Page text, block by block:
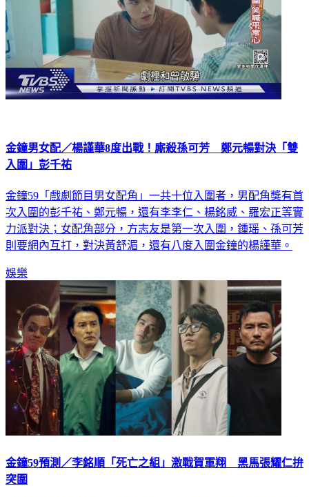
金鐘男女配／楊謹華8度出戰！廝殺孫可芳 鄭元暢對決「雙
入圍」彭千祐
金鐘59「戲劇節目男女配角」一共十位入圍者，男配角獎有首
次入圍的彭千祐、鄭元暢，還有李李仁、楊銘威、羅宏正等實
力派對決；女配角部分，方志友是第一次入圍，鍾瑶、孫可芳
則要網內互打，對決黃舒湄，還有八度入圍金鐘的楊謹華。
娛樂
金鐘59預測／李銘順「死亡之組」激戰賀軍翔 黑馬張耀仁拚
突圍